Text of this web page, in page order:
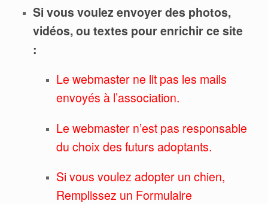
Si vous voulez envoyer des photos,
vidéos, ou textes pour enrichir ce site
:
Le webmaster ne lit pas les mails
envoyés à l’association.
Le webmaster n’est pas responsable
du choix des futurs adoptants.
Si vous voulez adopter un chien,
Remplissez un Formulaire